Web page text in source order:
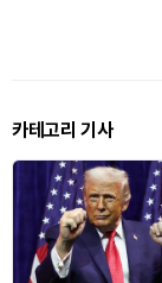
카테고리 기사